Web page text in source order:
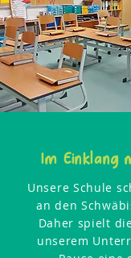
Im Einklang
Unsere Schule
an den
Daher spielt
unserem